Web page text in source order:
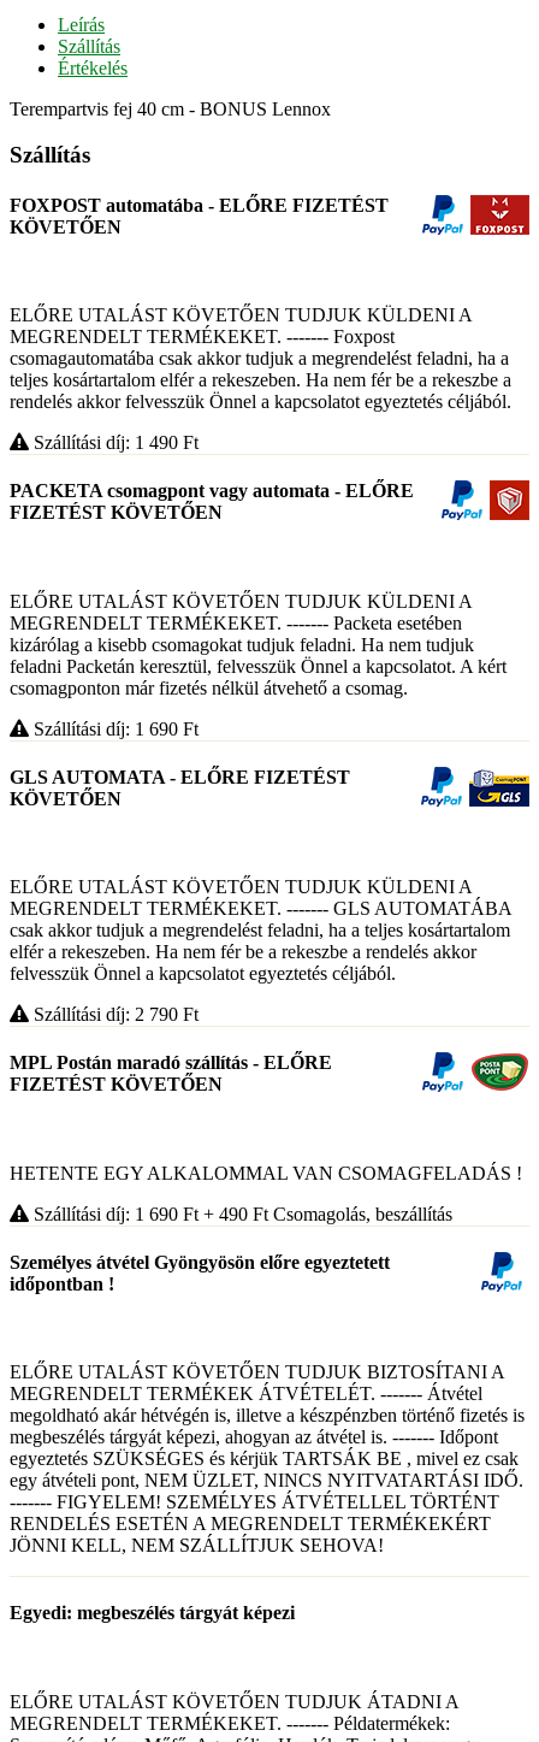
Leírás
Szállítás
Értékelés
Terempartvis fej 40 cm - BONUS Lennox
Szállítás
FOXPOST automatába - ELŐRE FIZETÉST
KÖVETŐEN
ELŐRE UTALÁST KÖVETŐEN TUDJUK KÜLDENI A
MEGRENDELT TERMÉKEKET. ------- Foxpost
csomagautomatába csak akkor tudjuk a megrendelést feladni, ha a
teljes kosártartalom elfér a rekeszeben. Ha nem fér be a rekeszbe a
rendelés akkor felvesszük Önnel a kapcsolatot egyeztetés céljából.
Szállítási díj: 1 490 Ft
PACKETA csomagpont vagy automata - ELŐRE
FIZETÉST KÖVETŐEN
ELŐRE UTALÁST KÖVETŐEN TUDJUK KÜLDENI A
MEGRENDELT TERMÉKEKET. ------- Packeta esetében
kizárólag a kisebb csomagokat tudjuk feladni. Ha nem tudjuk
feladni Packetán keresztül, felvesszük Önnel a kapcsolatot. A kért
csomagponton már fizetés nélkül átvehető a csomag.
Szállítási díj: 1 690 Ft
GLS AUTOMATA - ELŐRE FIZETÉST
KÖVETŐEN
ELŐRE UTALÁST KÖVETŐEN TUDJUK KÜLDENI A
MEGRENDELT TERMÉKEKET. ------- GLS AUTOMATÁBA
csak akkor tudjuk a megrendelést feladni, ha a teljes kosártartalom
elfér a rekeszeben. Ha nem fér be a rekeszbe a rendelés akkor
felvesszük Önnel a kapcsolatot egyeztetés céljából.
Szállítási díj: 2 790 Ft
MPL Postán maradó szállítás - ELŐRE
FIZETÉST KÖVETŐEN
HETENTE EGY ALKALOMMAL VAN CSOMAGFELADÁS !
Szállítási díj: 1 690 Ft + 490 Ft Csomagolás, beszállítás
Személyes átvétel Gyöngyösön előre egyeztetett
időpontban !
ELŐRE UTALÁST KÖVETŐEN TUDJUK BIZTOSÍTANI A
MEGRENDELT TERMÉKEK ÁTVÉTELÉT. ------- Átvétel
megoldható akár hétvégén is, illetve a készpénzben történő fizetés is
megbeszélés tárgyát képezi, ahogyan az átvétel is. ------- Időpont
egyeztetés SZÜKSÉGES és kérjük TARTSÁK BE , mivel ez csak
egy átvételi pont, NEM ÜZLET, NINCS NYITVATARTÁSI IDŐ.
------- FIGYELEM! SZEMÉLYES ÁTVÉTELLEL TÖRTÉNT
RENDELÉS ESETÉN A MEGRENDELT TERMÉKEKÉRT
JÖNNI KELL, NEM SZÁLLÍTJUK SEHOVA!
Egyedi: megbeszélés tárgyát képezi
ELŐRE UTALÁST KÖVETŐEN TUDJUK ÁTADNI A
MEGRENDELT TERMÉKEKET. ------- Példatermékek: